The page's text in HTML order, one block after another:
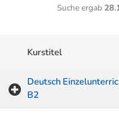
Suche ergab
Kurstitel
Deutsch
B2